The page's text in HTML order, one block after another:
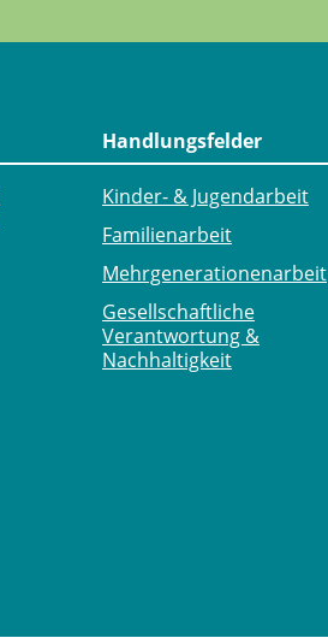
Handlungsfelder
Kinder- & Jugendarbeit
Familienarbeit
Mehr­generationen­arbeit
Gesellschaftliche
Verantwortung &
Nachhaltigkeit